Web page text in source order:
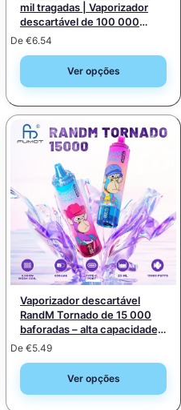
mil tragadas | Vaporizador
descartável de 100 000
tragadas com 4 opções e
De €6.54
Ver opções
Vaporizador descartável
RandM Tornado de 15 000
baforadas – alta capacidade,
boa opção, desconto por
De €5.49
Ver opções